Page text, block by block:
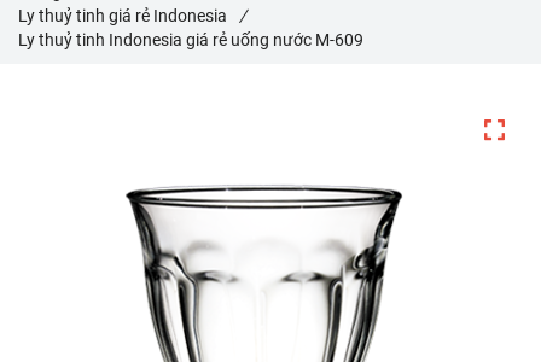
Ly thuỷ tinh giá rẻ Indonesia
/
Ly thuỷ tinh Indonesia giá rẻ uống nước M-609